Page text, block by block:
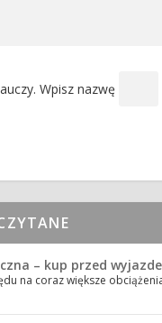
Wpisz nazwę
– kup przed
na coraz większe